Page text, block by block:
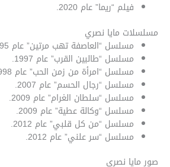
فيلم “ريما” عام 2020.
مسلسلات مايا نصري
مسلسل “العاصفة تهب مرتين” عام 1995.
مسلسل “طالبين القرب” عام 1997.
مسلسل “امرأة من زمن الحب” عام 1998.
مسلسل “رجال الحسم” عام 2007.
مسلسل “سلطان الغرام” عام 2009.
مسلسل “وكالة عطية” عام 2009.
مسلسل “من كل قلبي” عام 2012.
مسلسل “سر علني” عام 2012.
صور مايا نصري